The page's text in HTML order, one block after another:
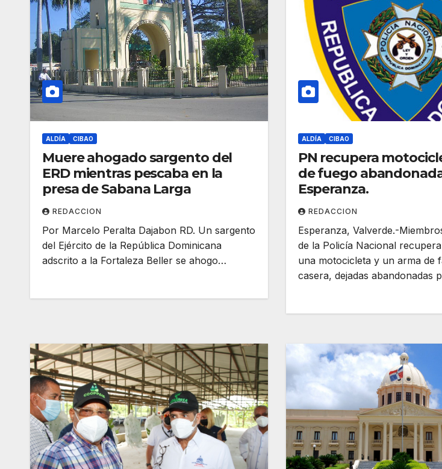
ALDÍA CIBAO
Muere ahogado sargento del
ERD mientras pescaba en la
presa de Sabana Larga
REDACCION
Por Marcelo Peralta Dajabon RD. Un sargento
del Ejército de la República Dominicana
adscrito a la Fortaleza Beller se ahogo…
ALDÍA CIBAO
PN recupera
de fuego abandonadas
Esperanza.
REDACCION
Esperanza, Valverde.-
de la Policía Nacional
una motocicleta y un arma de
casera, dejadas abandonadas